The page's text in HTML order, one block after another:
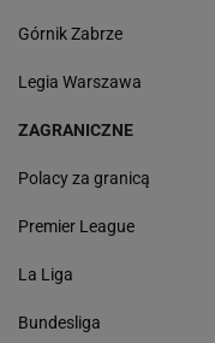
Górnik Zabrze
Legia Warszawa
ZAGRANICZNE
Polacy za granicą
Premier League
La Liga
Bundesliga